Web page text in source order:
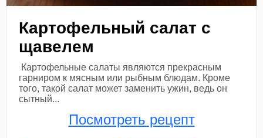
Картофельный салат с
щавелем
Картофельные салаты являются прекрасным
гарниром к мясным или рыбным блюдам. Кроме
того, такой салат может заменить ужин, ведь он
сытный...
Посмотреть рецепт